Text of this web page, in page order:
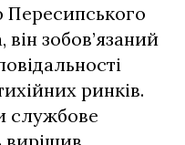
Пересипського
зобов’язаний
ринків.
службове